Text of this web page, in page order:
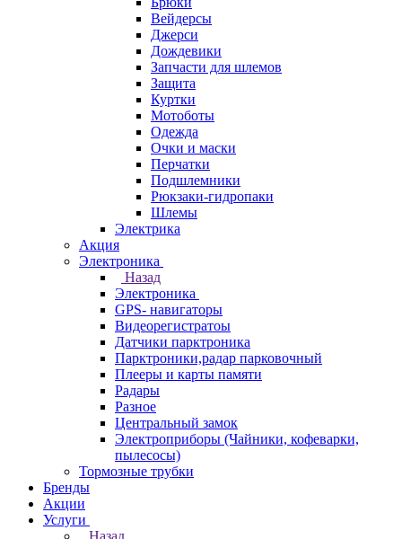
Вейдерсы
Джерси
Дождевики
Запчасти для шлемов
Защита
Куртки
Мотоботы
Одежда
Очки и маски
Перчатки
Подшлемники
Рюкзаки-гидропаки
Шлемы
Электрика
Акция
Электроника
Назад
Электроника
GPS- навигаторы
Видеорегистратоы
Датчики парктроника
Парктроники,радар парковочный
Плееры и карты памяти
Радары
Разное
Центральный замок
Электроприборы (Чайники, кофеварки,
пылесосы)
Тормозные трубки
Бренды
Акции
Услуги
Назад